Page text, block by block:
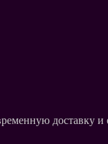
доставку